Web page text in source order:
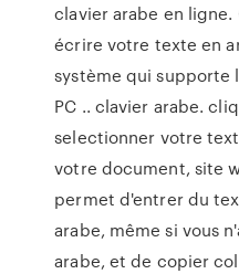
clavier arabe en
écrire votre texte en
système qui supporte
PC .. clavier arabe.
selectionner votre
votre document, site
permet d'entrer du
arabe, même si vous
arabe, et de copier